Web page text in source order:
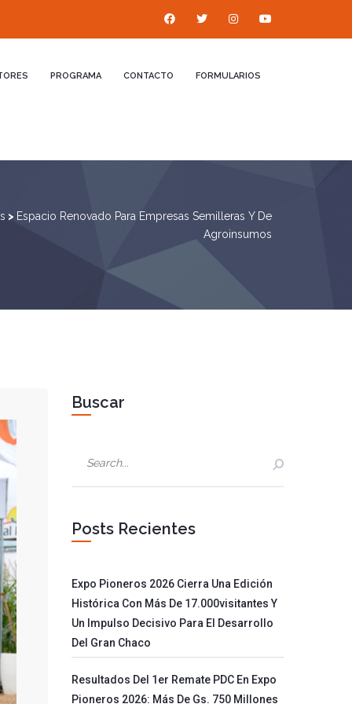
PROGRAMA CONTACTO FORMULARIOS
> Espacio Renovado Para Empresas Semilleras Y De
Agroinsumos
Buscar
Posts Recientes
Expo Pioneros 2026 Cierra Una Edición
Histórica Con Más De 17.000visitantes Y
Un Impulso Decisivo Para El Desarrollo
Del Gran Chaco
Resultados Del 1er Remate PDC En Expo
Pioneros 2026: Más De Gs. 750 Millones